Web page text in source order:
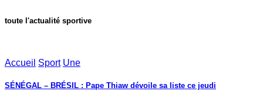
toute l'actualité sportive
Accueil Sport Une
SÉNÉGAL – BRÉSIL : Pape Thiaw dévoile sa liste ce jeudi